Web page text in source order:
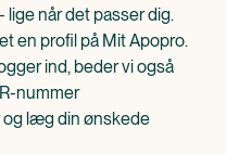
lige når det passer dig.
en profil på Mit Apopro.
ind, beder vi også
nummer
og læg din ønskede